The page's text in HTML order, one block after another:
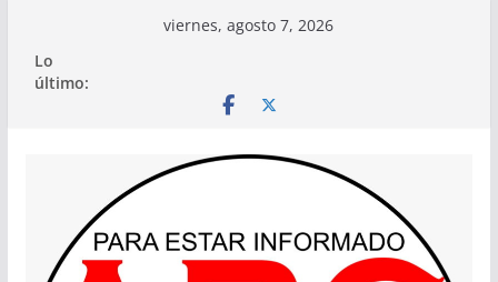
contenido
viernes, agosto 7, 2026
Lo
último: